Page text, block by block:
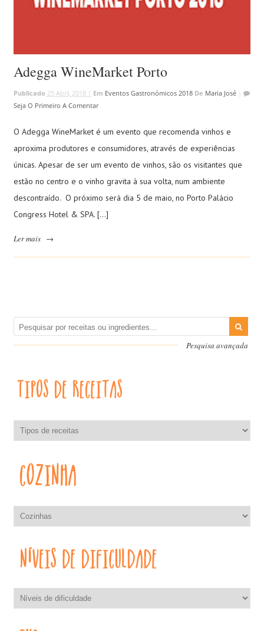
Adegga WineMarket Porto
Publicado 25 Abril, 2018 | Em Eventos Gastronómicos 2018 De Maria José|
Seja O Primeiro A Comentar
O Adegga WineMarket é um evento que recomenda vinhos e
aproxima produtores e consumidores, através de experiências
únicas. Apesar de ser um evento de vinhos, são os visitantes que
estão no centro e o vinho gravita à sua volta, num ambiente
descontraído. O próximo será dia 5 de maio, no Porto Palácio
Congress Hotel & SPA. […]
Ler mais →
Pesquisa avançada